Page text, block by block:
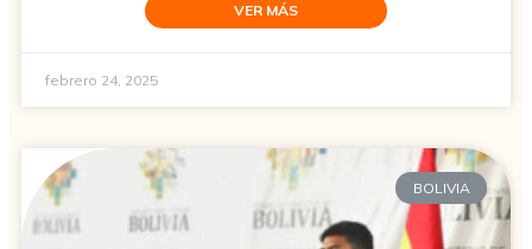
VER MÁS
febrero 24, 2025
BOLIVIA